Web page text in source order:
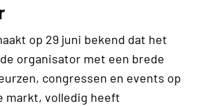
op 29 juni bekend dat het
organisator met een brede
congressen en events op
markt, volledig heeft